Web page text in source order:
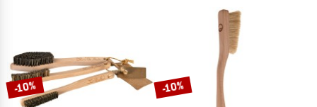
-10% -10%